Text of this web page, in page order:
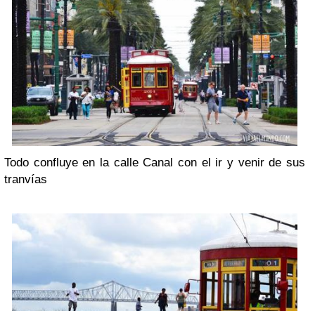
Todo confluye en la calle Canal con el ir y venir de sus
tranvías